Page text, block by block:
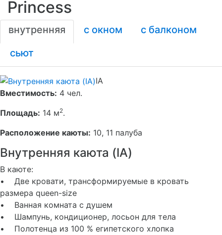
Princess
внутренняя с окном
с балконом
сьют
IA
Вместимость: 4 чел.
Площадь: 14 м2.
Расположение каюты: 10, 11 палуба
Внутренняя каюта (IA)
В каюте:
• Две кровати, трансформируемые в кровать
размера queen-size
• Ванная комната с душем
• Шампунь, кондиционер, лосьон для тела
• Полотенца из 100 % египетского хлопка